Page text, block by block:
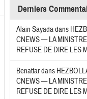
Derniers
Alain Sayadadans
CNEWS — LA
REFUSE DE DIRE LES
Benattardans
CNEWS — LA
REFUSE DE DIRE LES